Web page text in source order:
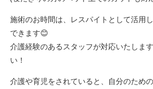
施術のお時間は、レスパイトとして活用
できます😊
介護経験のあるスタッフが対応いたしま
い！
介護や育児をされていると、自分のため